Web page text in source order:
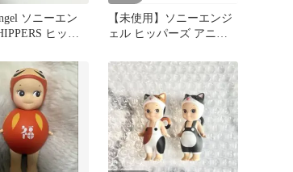
ソニーエン
ヒッパ
【未使用】ソニーエンジ
ェル ヒッパーズ アニマ